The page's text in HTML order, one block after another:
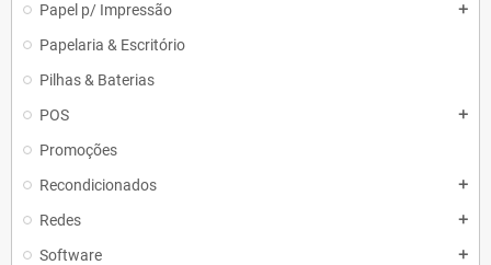
Papel p/ Impressão
add
Papelaria & Escritório
Pilhas & Baterias
POS
add
Promoções
Recondicionados
add
Redes add
Software add